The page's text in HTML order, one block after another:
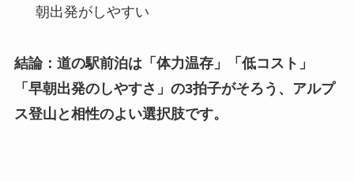
朝出発がしやすい
結論：道の駅前泊は「体力温存」「低コスト」
「早朝出発のしやすさ」の3拍子がそろう、アルプ
ス登山と相性のよい選択肢です。